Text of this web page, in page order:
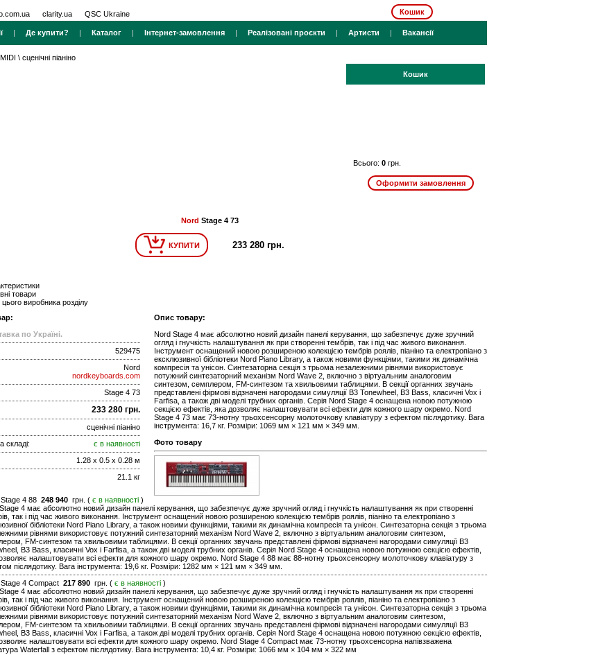
clarity.ua QSC Ukraine Кошик
| Де купити? | Каталог | Інтернет-замовлення | Реалізовані проєкти | Артисти | Вакансії
MIDI \ сценічні піаніно
Кошик
Всього: 0 грн.
Nord Stage 4 73
КУПИТИ 233 280 грн.
товари
цього виробника розділу
по Україні.
529475
Nord
nordkeyboards.com
Stage 4 73
233 280 грн.
сценічні піаніно
складі:
є в наявності
1.28 x 0.5 x 0.28 м
21.1 кг
Опис товару:
Nord Stage 4 має абсолютно новий дизайн панелі керування, що забезпечує дуже зручний
огляд і гнучкість налаштування як при створенні тембрів, так і під час живого виконання.
Інструмент оснащений новою розширеною колекцією тембрів роялів, піаніно та електропіано з
ексклюзивної бібліотеки Nord Piano Library, а також новими функціями, такими як динамічна
компресія та унісон. Синтезаторна секція з трьома незалежними рівнями використовує
потужний синтезаторний механізм Nord Wave 2, включно з віртуальним аналоговим
синтезом, семплером, FM-синтезом та хвильовими таблицями. В секції органних звучань
представлені фірмові відзначені нагородами симуляції B3 Tonewheel, B3 Bass, класичні Vox і
Farfisa, а також дві моделі трубних органів. Серія Nord Stage 4 оснащена новою потужною
секцією ефектів, яка дозволяє налаштовувати всі ефекти для кожного шару окремо. Nord
Stage 4 73 має 73-нотну трьохсенсорну молоточкову клавіатуру з ефектом післядотику. Вага
інструмента: 16,7 кг. Розміри: 1069 мм × 121 мм × 349 мм.
Фото товару
Stage 4 88 248 940 грн. ( є в наявності )
4 має абсолютно новий дизайн панелі керування, що забезпечує дуже зручний огляд і гнучкість налаштування як при створенні
так і під час живого виконання. Інструмент оснащений новою розширеною колекцією тембрів роялів, піаніно та електропіано з
бібліотеки Nord Piano Library, а також новими функціями, такими як динамічна компресія та унісон. Синтезаторна секція з трьома
рівнями використовує потужний синтезаторний механізм Nord Wave 2, включно з віртуальним аналоговим синтезом,
FM-синтезом та хвильовими таблицями. В секції органних звучань представлені фірмові відзначені нагородами симуляції B3
B3 Bass, класичні Vox і Farfisa, а також дві моделі трубних органів. Серія Nord Stage 4 оснащена новою потужною секцією ефектів,
налаштовувати всі ефекти для кожного шару окремо. Nord Stage 4 88 має 88-нотну трьохсенсорну молоточкову клавіатуру з
післядотику. Вага інструмента: 19,6 кг. Розміри: 1282 мм × 121 мм × 349 мм.
Stage 4 Compact 217 890 грн. ( є в наявності )
4 має абсолютно новий дизайн панелі керування, що забезпечує дуже зручний огляд і гнучкість налаштування як при створенні
так і під час живого виконання. Інструмент оснащений новою розширеною колекцією тембрів роялів, піаніно та електропіано з
бібліотеки Nord Piano Library, а також новими функціями, такими як динамічна компресія та унісон. Синтезаторна секція з трьома
рівнями використовує потужний синтезаторний механізм Nord Wave 2, включно з віртуальним аналоговим синтезом,
FM-синтезом та хвильовими таблицями. В секції органних звучань представлені фірмові відзначені нагородами симуляції B3
B3 Bass, класичні Vox і Farfisa, а також дві моделі трубних органів. Серія Nord Stage 4 оснащена новою потужною секцією ефектів,
налаштовувати всі ефекти для кожного шару окремо. Nord Stage 4 Compact має 73-нотну трьохсенсорна напівзважена
Waterfall з ефектом післядотику. Вага інструмента: 10,4 кг. Розміри: 1066 мм × 104 мм × 322 мм